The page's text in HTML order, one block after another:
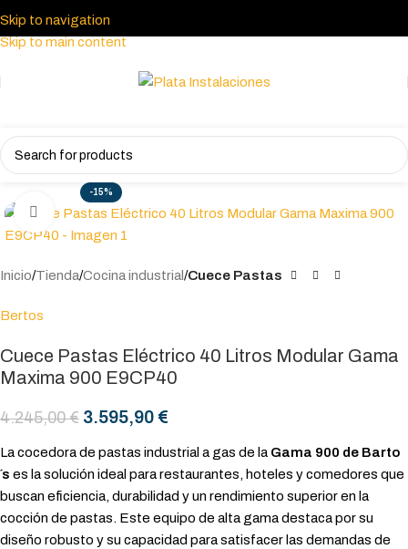
Skip to navigation
Skip to main content
-15%
Click to enlarge
Inicio Tienda Cocina industrial Cuece Pastas
Bertos
Cuece Pastas Eléctrico 40 Litros Modular Gama
Maxima 900 E9CP40
4.245,00€ 3.595,90 €
La cocedora de pastas industrial a gas de la Gama 900 de Barto
´s es la solución ideal para restaurantes, hoteles y comedores que
buscan eficiencia, durabilidad y un rendimiento superior en la
cocción de pastas. Este equipo de alta gama destaca por su
diseño robusto y su capacidad para satisfacer las demandas de